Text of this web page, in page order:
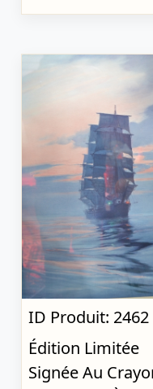
ID Produit: 2462
Édition Limitée
Signée Au